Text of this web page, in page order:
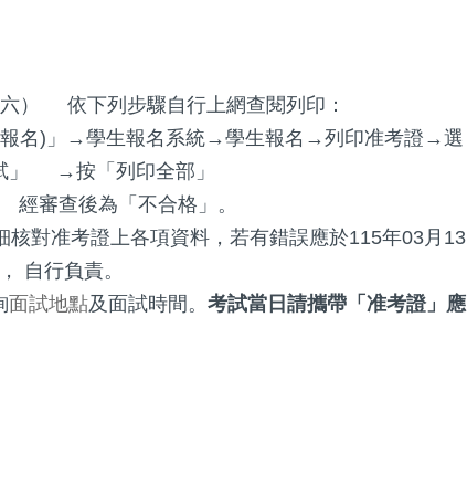
） 依下列步驟自行上網查閱列印：
名)」→學生報名系統→學生報名→列印准考證→選
」 →按「列印全部」
審查後為「不合格」。
對准考證上各項資料，若有錯誤應於115年03月13
自行負責。
面試地點及面試時間。 考試當日請攜帶「准考證」應